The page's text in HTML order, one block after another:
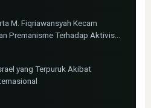
M. Fiqriawansyah Kecam
Premanisme Terhadap Aktivis
yang Terpuruk Akibat